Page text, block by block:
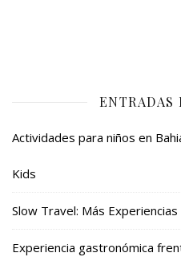
ENTRADAS
Actividades para niños en
Kids
Slow Travel: Más
Experiencia gastronómica